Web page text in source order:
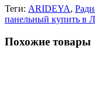
Теги: ARIDEYA,
панельный купить в
Похожие товары